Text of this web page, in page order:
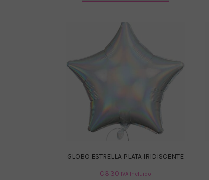
GLOBO ESTRELLA PLATA IRIDISCENTE
€ 3.30 IVA Incluido